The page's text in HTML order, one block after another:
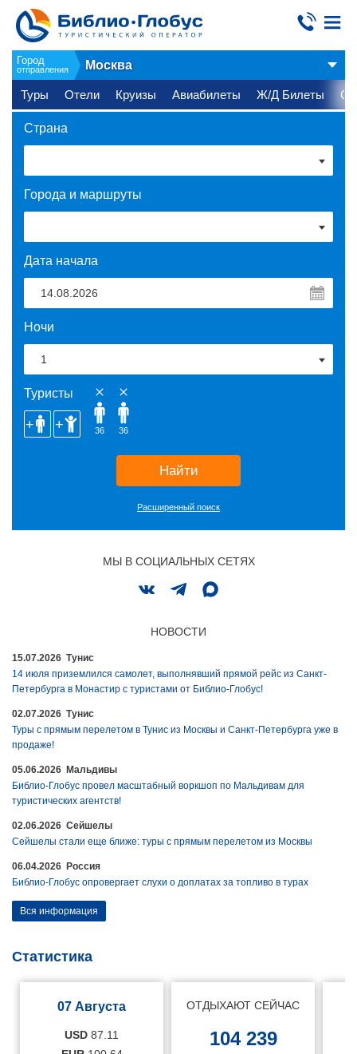
Город
отправления Москва
Туры Отели Круизы Авиабилеты Ж/Д Билеты
Страна
Города и маршруты
Дата начала
Ночи
Туристы
36 36
Найти
Расширенный поиск
МЫ В СОЦИАЛЬНЫХ СЕТЯХ
НОВОСТИ
15.07.2026 Тунис
14 июля приземлился самолет, выполнявший прямой рейс из Санкт-
Петербурга в Монастир с туристами от Библио-Глобус!
02.07.2026 Тунис
Туры с прямым перелетом в Тунис из Москвы и Санкт-Петербурга уже в
продаже!
05.06.2026 Мальдивы
Библио-Глобус провел масштабный воркшоп по Мальдивам для
туристических агентств!
02.06.2026 Сейшелы
Сейшелы стали еще ближе: туры с прямым перелетом из Москвы
06.04.2026 Россия
Библио-Глобус опровергает слухи о доплатах за топливо в турах
Вся информация
Статистика
07 Августа
USD 87.11
ОТДЫХАЮТ СЕЙЧАС
104 239